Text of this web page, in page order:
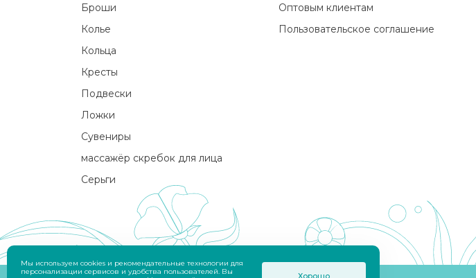
Броши
Колье
Кольца
Кресты
Подвески
Ложки
Сувениры
массажёр скребок для лица
Серьги
Оптовым клиентам
Пользовательское соглашение
Мы используем cookies и рекомендательные технологии для
персонализации сервисов и удобства пользователей. Вы
Хорошо